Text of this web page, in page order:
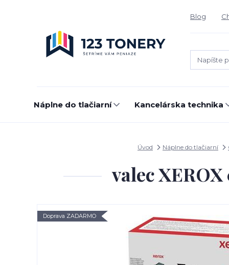
Blog
Náplne do tlačiarní Kancelárska technika
Úvod Náplne do tlačiarní
valec
Doprava ZADARMO